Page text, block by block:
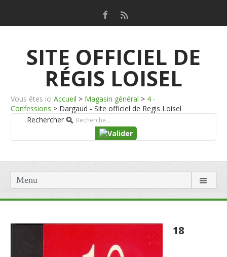
SITE OFFICIEL DE
RÉGIS LOISEL
Vous êtes ici Accueil > Magasin général > 4 -
Confessions > Dargaud - Site officiel de Regis Loisel
Rechercher
Menu
18